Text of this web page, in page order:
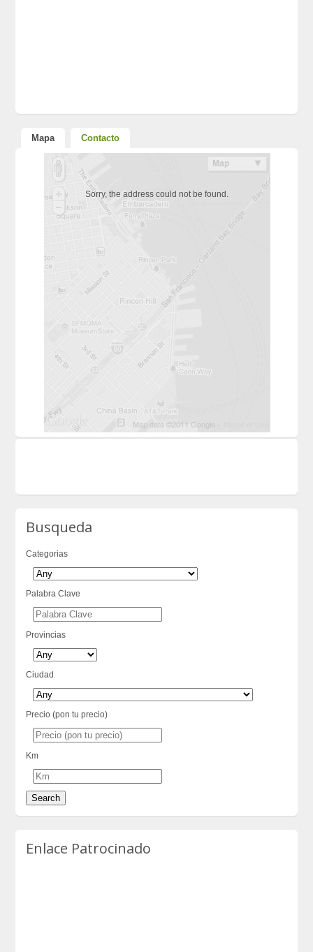
Mapa Contacto
Sorry, the address could not be found.
Busqueda
Categorias
Palabra Clave
Provincias
Ciudad
Precio (pon tu precio)
Km
Enlace Patrocinado